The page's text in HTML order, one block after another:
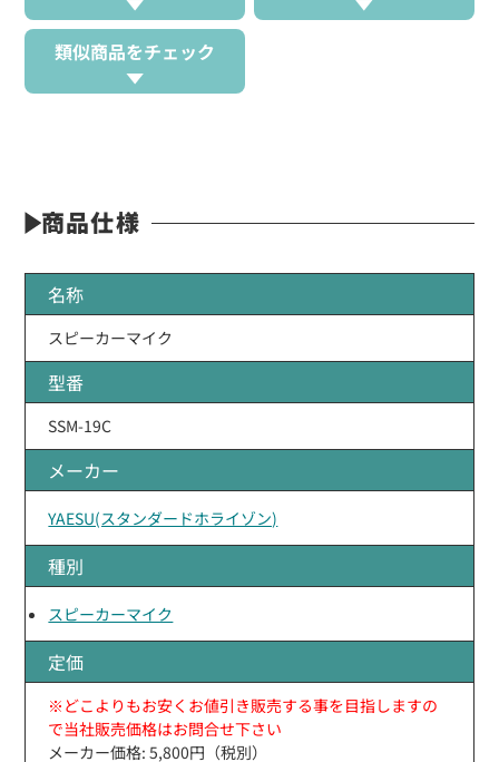
類似商品をチェック
商品仕様
名称
スピーカーマイク
型番
SSM-19C
メーカー
YAESU(スタンダードホライゾン)
種別
スピーカーマイク
定価
※どこよりもお安くお値引き販売する事を目指しますの
で当社販売価格はお問合せ下さい
メーカー価格: 5,800円（税別）